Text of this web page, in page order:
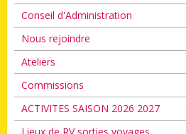
Conseil d'Administration
Nous rejoindre
Ateliers
Commissions
ACTIVITES SAISON 2026 2027